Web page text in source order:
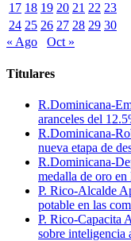
17 18 19 20 21 22 23
24 25 26 27 28 29 30
« Ago
Oct »
Titulares
R.Dominicana-
aranceles del
R.Dominicana-
nueva etapa de
R.Dominicana-
medalla de oro
P. Rico-Alcalde
potable en las
P. Rico-Capacita
sobre inteligencia